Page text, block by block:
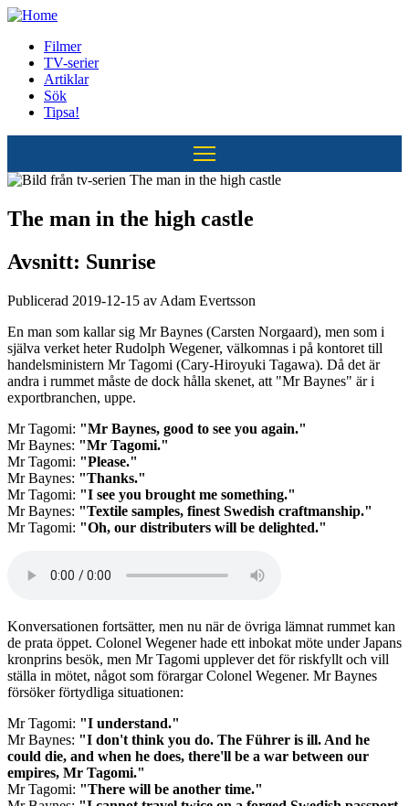
Hoppa
huvudinnehåll
Huvudmeny
Filmer
TV-serier
Artiklar
Sök
Tipsa!
The man in the high castle
Avsnitt: Sunrise
Publicerad 2019-12-15 av Adam Evertsson
En man som kallar sig Mr Baynes (Carsten Norgaard), men som i
själva verket heter Rudolph Wegener, välkomnas i på kontoret till
handelsministern Mr Tagomi (Cary-Hiroyuki Tagawa). Då det är
andra i rummet måste de dock hålla skenet, att "Mr Baynes" är i
exportbranchen, uppe.
Mr Tagomi: "Mr Baynes, good to see you again."
Mr Baynes: "Mr Tagomi."
Mr Tagomi: "Please."
Mr Baynes: "Thanks."
Mr Tagomi: "I see you brought me something."
Mr Baynes: "Textile samples, finest Swedish craftmanship."
Mr Tagomi: "Oh, our distributers will be delighted."
Konversationen fortsätter, men nu när de övriga lämnat rummet kan
de prata öppet. Colonel Wegener hade ett inbokat möte under Japans
kronprins besök, men Mr Tagomi upplever det för riskfyllt och vill
ställa in mötet, något som förargar Colonel Wegener. Mr Baynes
försöker förtydliga situationen:
Mr Tagomi: "I understand."
Mr Baynes: "I don't think you do. The Führer is ill. And he
could die, and when he does, there'll be a war between our
empires, Mr Tagomi."
Mr Tagomi: "There will be another time."